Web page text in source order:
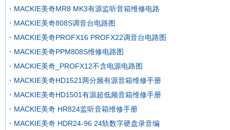
MACKIE美奇MR8 MK3有源监听音箱维修电路
MACKIE美奇808S调音台电路图
MACKIE美奇PROFX16 PROFX22调音台电路图
MACKIE美奇PPM808S维修电路图
MACKIE美奇_PROFX12不含电源电路图
MACKIE美奇HD1521两分频有源音箱维修手册
MACKIE美奇HD1501有源超低频音箱维修手册
MACKIE美奇 HR824监听音箱维修手册
MACKIE美奇 HDR24-96 24轨数字硬盘录音编